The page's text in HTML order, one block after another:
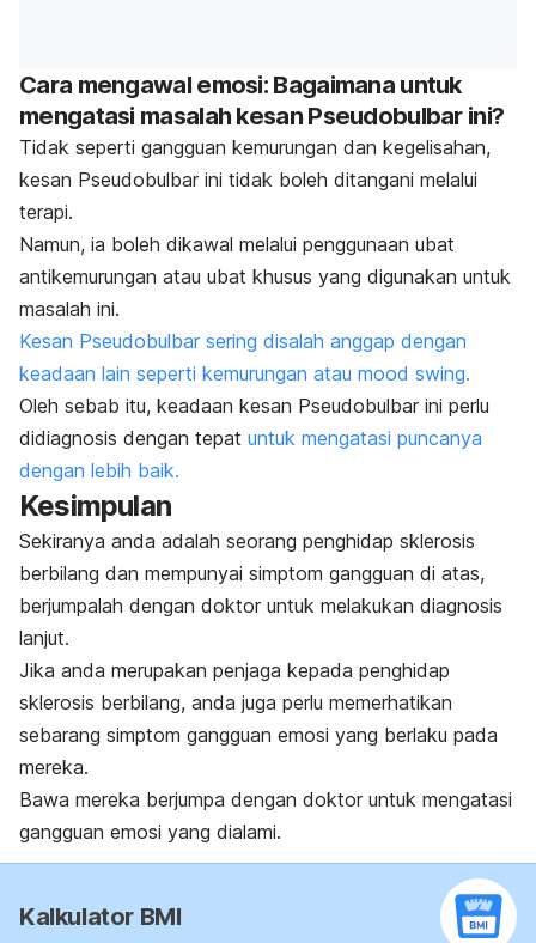
Cara mengawal emosi: Bagaimana untuk
mengatasi masalah kesan Pseudobulbar ini?
Tidak seperti gangguan kemurungan dan kegelisahan,
kesan Pseudobulbar ini tidak boleh ditangani melalui
terapi.
Namun, ia boleh dikawal melalui penggunaan ubat
antikemurungan atau ubat khusus yang digunakan untuk
masalah ini.
Kesan Pseudobulbar sering disalah anggap dengan
keadaan lain seperti kemurungan atau mood swing.
Oleh sebab itu, keadaan kesan Pseudobulbar ini perlu
didiagnosis dengan tepat untuk mengatasi puncanya
dengan lebih baik.
Kesimpulan
Sekiranya anda adalah seorang penghidap sklerosis
berbilang dan mempunyai simptom gangguan di atas,
berjumpalah dengan doktor untuk melakukan diagnosis
lanjut.
Jika anda merupakan penjaga kepada penghidap
sklerosis berbilang, anda juga perlu memerhatikan
sebarang simptom gangguan emosi yang berlaku pada
mereka.
Bawa mereka berjumpa dengan doktor untuk mengatasi
gangguan emosi yang dialami.
Kalkulator BMI